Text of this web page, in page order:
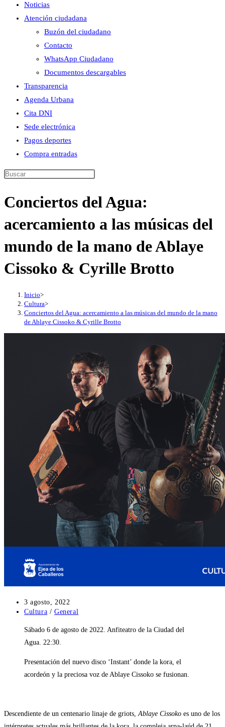
Noticias
Atención ciudadana
Buzón del ciudadano
Contacto
WhatsApp Ciudadano
Documentos descargables
Transparencia
Agenda Urbana
Cita DNI
Sede electrónica
Pagos deportes
Compra entradas
Buscar
esta
Conciertos del Agua:
acercamiento a las músicas del
mundo de la mano de Ablaye
Cissoko & Cyrille Brotto
Inicio>
Cultura>
Conciertos del Agua: acercamiento a las músicas del mundo de la mano
de Ablaye Cissoko & Cyrille Brotto
Publicación
de
entrada:
3 agosto, 2022
Categoría
la
entrada:
Cultura / General
Sábado 6 de agosto de 2022. Anfiteatro de la Ciudad del
Agua. 22:30.
Presentación del nuevo disco ‘Instant’ donde la kora, el
acordeón y la preciosa voz de Ablaye Cissoko se fusionan.
Descendiente de un centenario linaje de griots, Ablaye Cissoko es uno de los